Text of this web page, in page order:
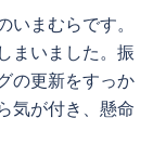
まむらです。
まいました。振
の更新をすっか
気が付き、懸命